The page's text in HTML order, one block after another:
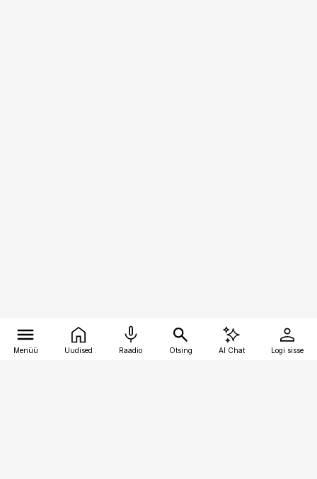
Menüü Uudised Raadio Otsing AI Chat Logi sisse